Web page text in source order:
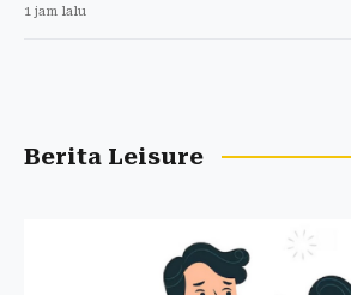
1 jam lalu
Berita Leisure